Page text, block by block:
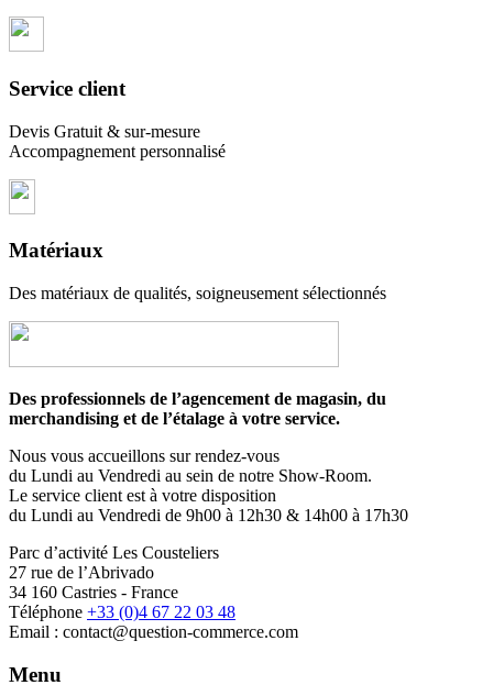
Service client
Devis Gratuit & sur-mesure
Accompagnement personnalisé
Matériaux
Des matériaux de qualités, soigneusement sélectionnés
Des professionnels de l’agencement de magasin, du
merchandising et de l’étalage à votre service.
Nous vous accueillons sur rendez-vous
du Lundi au Vendredi au sein de notre Show-Room.
Le service client est à votre disposition
du Lundi au Vendredi de 9h00 à 12h30 & 14h00 à 17h30
Parc d’activité Les Cousteliers
27 rue de l’Abrivado
34 160 Castries - France
Téléphone +33 (0)4 67 22 03 48
Email : contact@question-commerce.com
Menu